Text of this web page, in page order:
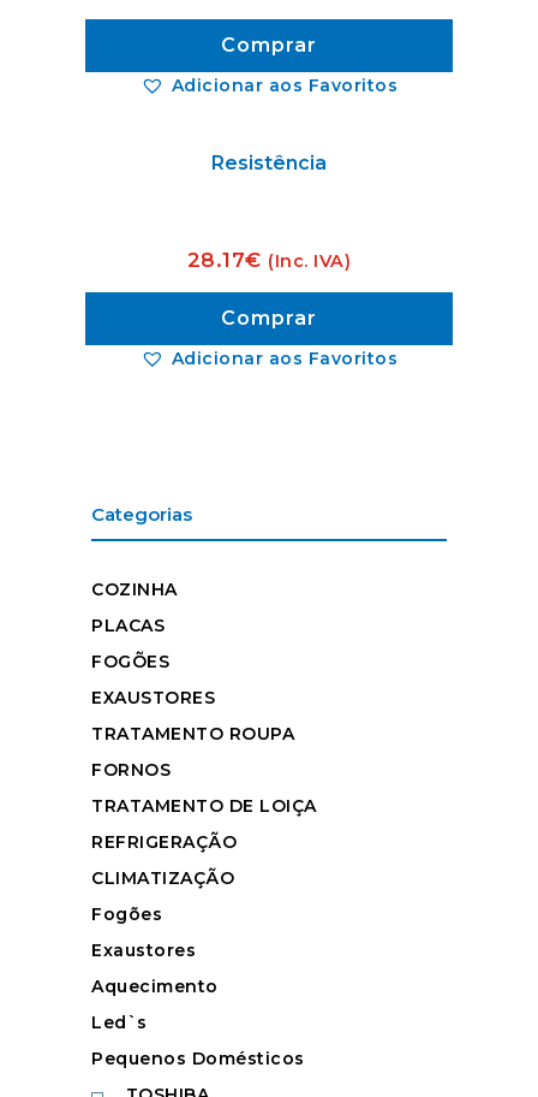
Adicionar aos Favoritos
Comprar
Adicionar aos Favoritos
Resistência
28.17€ (Inc. IVA)
Comprar
Categorias
COZINHA
PLACAS
FOGÕES
EXAUSTORES
TRATAMENTO ROUPA
FORNOS
TRATAMENTO DE LOIÇA
REFRIGERAÇÃO
CLIMATIZAÇÃO
Fogões
Exaustores
Aquecimento
Led`s
Pequenos Domésticos